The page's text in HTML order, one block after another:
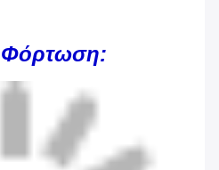
Φόρτωση: